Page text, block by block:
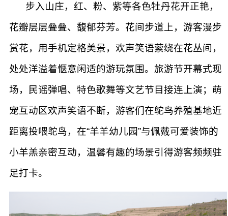
步入山庄，红、粉、紫等各色牡丹花开正艳，
花瓣层层叠叠、馥郁芬芳。花间步道上，游客漫步
赏花，用手机定格美景，欢声笑语萦绕在花丛间，
处处洋溢着惬意闲适的游玩氛围。旅游节开幕式现
场，民谣弹唱、特色歌舞等文艺节目接连上演；萌
宠互动区欢声笑语不断，游客们在鸵鸟养殖基地近
距离投喂鸵鸟，在“羊羊幼儿园”与佩戴可爱装饰的
小羊羔亲密互动，温馨有趣的场景引得游客频频驻
足打卡。